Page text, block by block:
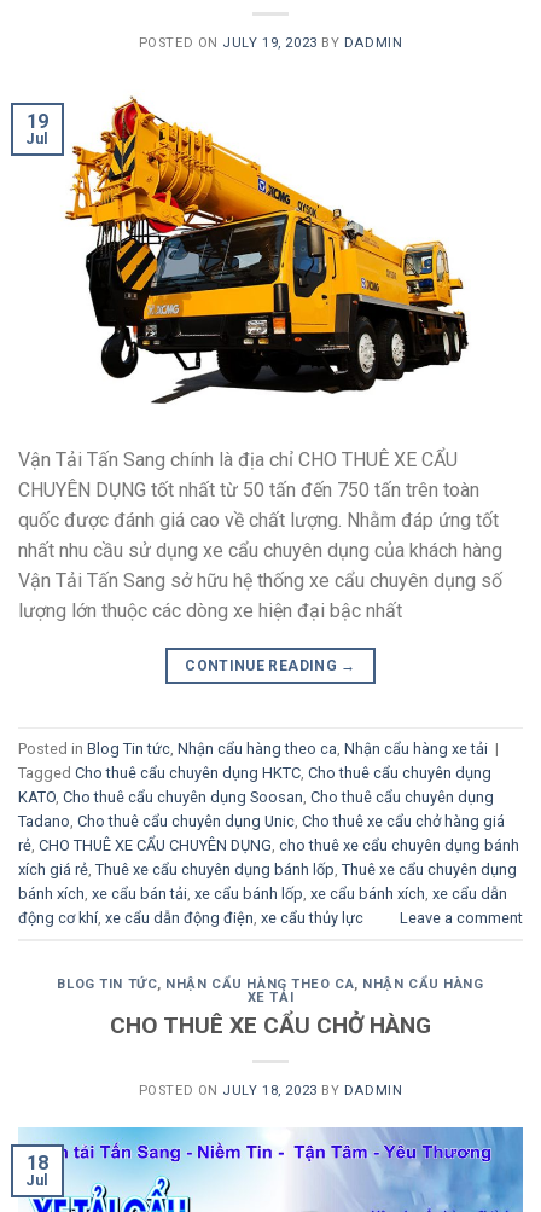
POSTED ON JULY 19, 2023 BY DADMIN
19
Jul
Vận Tải Tấn Sang chính là địa chỉ CHO THUÊ XE CẨU
CHUYÊN DỤNG tốt nhất từ 50 tấn đến 750 tấn trên toàn
quốc được đánh giá cao về chất lượng. Nhằm đáp ứng tốt
nhất nhu cầu sử dụng xe cẩu chuyên dụng của khách hàng
Vận Tải Tấn Sang sở hữu hệ thống xe cẩu chuyên dụng số
lượng lớn thuộc các dòng xe hiện đại bậc nhất
CONTINUE READING →
Posted in Blog Tin tức Nhận cẩu hàng theo ca Nhận cẩu hàng xe tải |
Tagged Cho thuê cẩu chuyên dụng HKTC Cho thuê cẩu chuyên dụng
KATO Cho thuê cẩu chuyên dụng Soosan Cho thuê cẩu chuyên dụng
Tadano Cho thuê cẩu chuyên dụng Unic Cho thuê xe cẩu chở hàng giá
rẻ CHO THUÊ XE CẨU CHUYÊN DỤNG cho thuê xe cẩu chuyên dụng bánh
xích giá rẻ Thuê xe cẩu chuyên dụng bánh lốp Thuê xe cẩu chuyên dụng
bánh xích xe cẩu bán tải xe cẩu bánh lốp xe cẩu bánh xích xe cẩu dẫn
động cơ khí xe cẩu dẫn động điện xe cẩu thủy lực Leave a comment
BLOG TIN TỨC, NHẬN CẨU HÀNG THEO CA, NHẬN CẨU HÀNG
XE TẢI
CHO THUÊ XE CẨU CHỞ HÀNG
POSTED ON JULY 18, 2023 BY DADMIN
18
Jul